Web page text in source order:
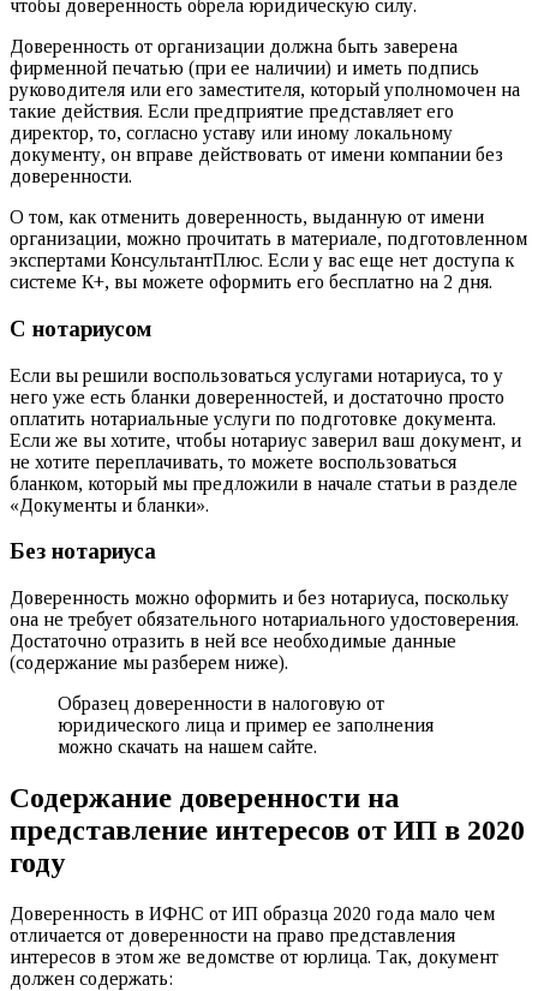
чтобы доверенность обрела юридическую силу.
Доверенность от организации должна быть заверена
фирменной печатью (при ее наличии) и иметь подпись
руководителя или его заместителя, который уполномочен на
такие действия. Если предприятие представляет его
директор, то, согласно уставу или иному локальному
документу, он вправе действовать от имени компании без
доверенности.
О том, как отменить доверенность, выданную от имени
организации, можно прочитать в материале, подготовленном
экспертами КонсультантПлюс. Если у вас еще нет доступа к
системе К+, вы можете оформить его бесплатно на 2 дня.
С нотариусом
Если вы решили воспользоваться услугами нотариуса, то у
него уже есть бланки доверенностей, и достаточно просто
оплатить нотариальные услуги по подготовке документа.
Если же вы хотите, чтобы нотариус заверил ваш документ, и
не хотите переплачивать, то можете воспользоваться
бланком, который мы предложили в начале статьи в разделе
«Документы и бланки».
Без нотариуса
Доверенность можно оформить и без нотариуса, поскольку
она не требует обязательного нотариального удостоверения.
Достаточно отразить в ней все необходимые данные
(содержание мы разберем ниже).
Образец доверенности в налоговую от
юридического лица и пример ее заполнения
можно скачать на нашем сайте.
Содержание доверенности на
представление интересов от ИП в 2020
году
Доверенность в ИФНС от ИП образца 2020 года мало чем
отличается от доверенности на право представления
интересов в этом же ведомстве от юрлица. Так, документ
должен содержать: